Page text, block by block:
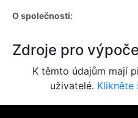
O společnosti:
Zdroje pro
K těmto údajům mají
uživatelé. Klikněte